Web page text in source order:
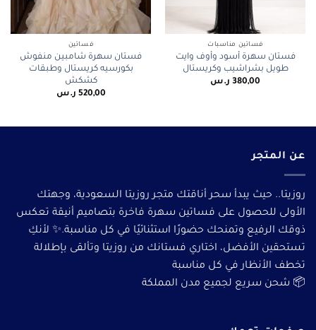
فساتين مناسبات
فستان سهرة أسود وأوف وايت
طويل بشراشيب وكريستال
380,00 ر.س
فساتين
فستان سهرة شامبين منفوش
بكورسيه كريستال وطبقات
كشكش
520,00 ر.س
عن المتجر
روزيتا.. حيث يبدأ سحر أناقتك متجر روزيتا السعودية، وجهتك
الأولى للحصول على فساتين سهرة فاخرة بتصاميم أنيقة تعكس
ذوقك الرفيع وتمنحك حضورًا استثنائيًا في كل مناسبة.✨ لأنكِ
تستحقين الأفضل، اختاري فستانك من روزيتا وتألقى بإطلالة
تخطف الأنظار في كل مناسبة
📦 شحن سريع لجميع مدن المملكة